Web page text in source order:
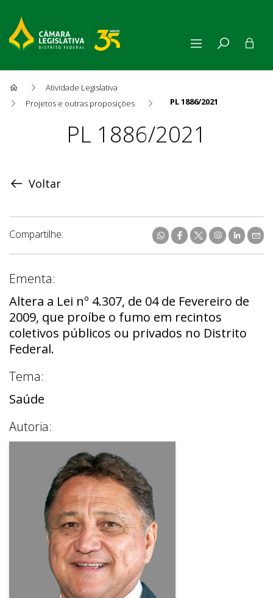
Atividade Legislativa
Projetos e outras proposições
PL 1886/2021
ProposiçãoPL 1886/2021
Voltar
Compartilhe:
Ementa:
Altera a Lei nº 4.307, de 04 de Fevereiro de
2009, que proíbe o fumo em recintos
coletivos públicos ou privados no Distrito
Federal.
Tema:
Saúde
Autoria: